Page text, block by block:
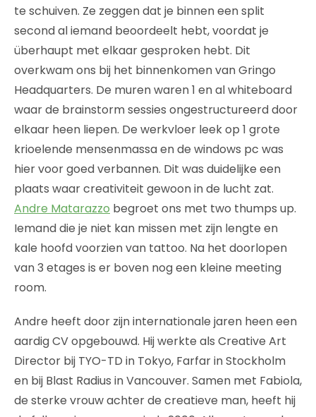
te schuiven. Ze zeggen dat je binnen een split
second al iemand beoordeelt hebt, voordat je
überhaupt met elkaar gesproken hebt. Dit
overkwam ons bij het binnenkomen van Gringo
Headquarters. De muren waren 1 en al whiteboard
waar de brainstorm sessies ongestructureerd door
elkaar heen liepen. De werkvloer leek op 1 grote
krioelende mensenmassa en de windows pc was
hier voor goed verbannen. Dit was duidelijke een
plaats waar creativiteit gewoon in de lucht zat.
Andre Matarazzo begroet ons met two thumps up.
Iemand die je niet kan missen met zijn lengte en
kale hoofd voorzien van tattoo. Na het doorlopen
van 3 etages is er boven nog een kleine meeting
room.
Andre heeft door zijn internationale jaren heen een
aardig CV opgebouwd. Hij werkte als Creative Art
Director bij TYO-TD in Tokyo, Farfar in Stockholm
en bij Blast Radius in Vancouver. Samen met Fabiola,
de sterke vrouw achter de creatieve man, heeft hij